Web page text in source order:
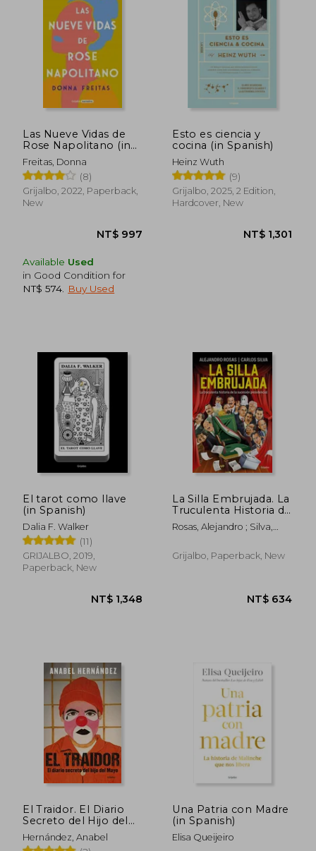
NT$ 701
Las Nueve Vidas de
Rose Napolitano (in
Spanish)
Freitas, Donna
(8)
Grijalbo, 2022, Paperback,
New
Available Used
in Good Condition for
NT$ 574
Buy Used
Esto es ciencia y
cocina (in Spanish)
Heinz Wuth
(9)
Grijalbo, 2025, 2 Edition,
Hardcover, New
El tarot como llave
(in Spanish)
Dalia F. Walker
(11)
GRIJALBO, 2019,
Paperback, New
La Silla Embrujada. La
Truculenta Historia de
la Sucesión
Presidencial / The
Hostile Story of the
Rosas, Alejandro ; Silva,
Grijalbo, Paperback, New
El Traidor. El Diario
Secreto del Hijo del
Mayo (in Spanish)
Hernández, Anabel
Una Patria con Madre
(in Spanish)
Elisa Queijeiro